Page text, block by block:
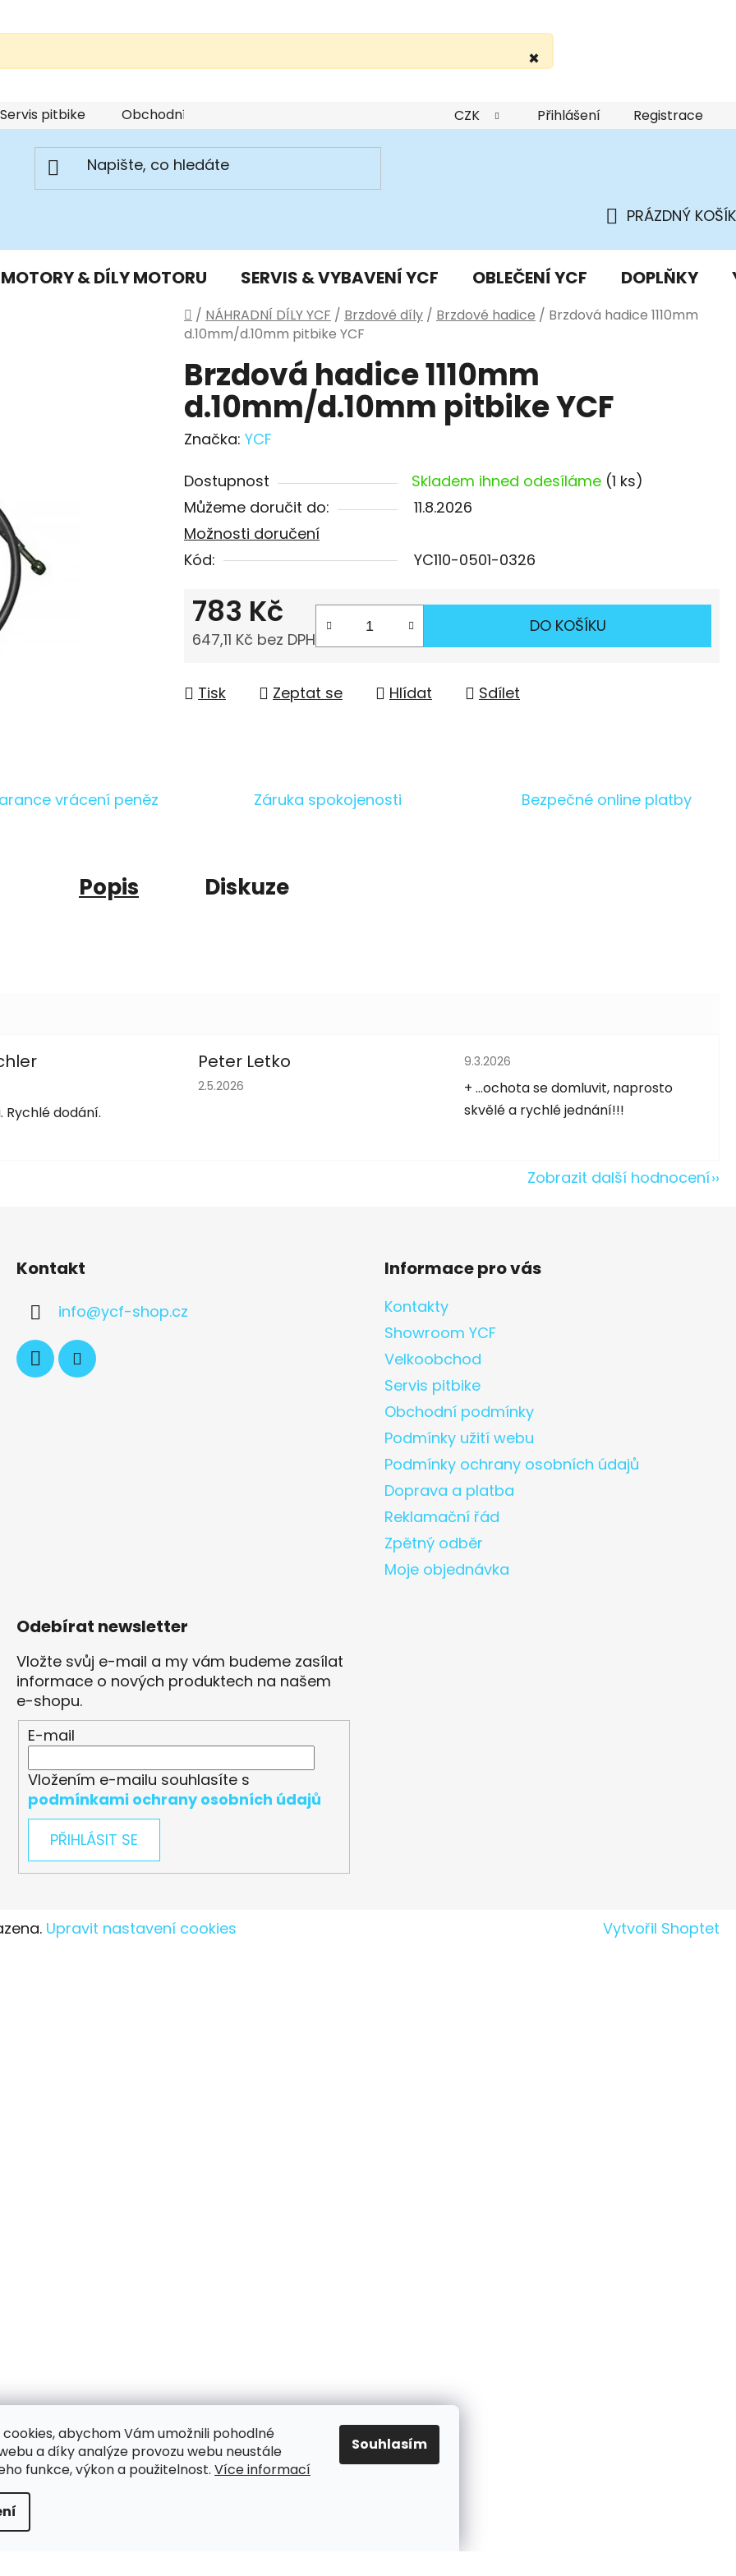
×
abychom Vám umožnili pohodlné
a díky analýze provozu webu neustále
funkce, výkon a použitelnost. Více informací
Souhlasím
Servis pitbike Obchodní podmínky Podmínky ochrany osobních údajů
CZK Přihlášení Registrace
KOŠÍK
PRÁZDNÝ KOŠÍK
MOTORY & DÍLY MOTORU SERVIS & VYBAVENÍ YCF OBLEČENÍ YCF DOPLŇKY
Domů
/ NÁHRADNÍ DÍLY YCF / Brzdové díly / Brzdové hadice / Brzdová hadice 1110mm
d.10mm/d.10mm pitbike YCF
Brzdová hadice 1110mm
d.10mm/d.10mm pitbike YCF
Značka: YCF
Dostupnost Skladem ihned odesíláme (1 ks)
Můžeme doručit do:
11.8.2026
Možnosti doručení
Kód:
YC110-0501-0326
783 Kč
647,11 Kč bez DPH
DO KOŠÍKU
Tisk Zeptat se Hlídat Sdílet
vrácení peněz Záruka spokojenosti Bezpečné online platby
Popis Diskuze
je 5 z 5 hvězdiček.
Rychlé dodání.
Peter Letko
Hodnocení obchodu je 5 z 5 hvězdiček.
2.5.2026
Hodnocení obchodu je 5 z 5 hvězdiček.
9.3.2026
+ ...ochota se domluvit, naprosto
skvělé a rychlé jednání!!!
Zobrazit další hodnocení
Kontakt
info@ycf-shop.cz
Informace pro vás
Kontakty
Showroom YCF
Velkoobchod
Servis pitbike
Obchodní podmínky
Podmínky užití webu
Podmínky ochrany osobních údajů
Doprava a platba
Reklamační řád
Zpětný odběr
Moje objednávka
Odebírat newsletter
Vložte svůj e-mail a my vám budeme zasílat
informace o nových produktech na našem
e-shopu.
E-mail
Vložením e-mailu souhlasíte s
podmínkami ochrany osobních údajů
PŘIHLÁSIT SE
Vytvořil Shoptet
Upravit nastavení cookies